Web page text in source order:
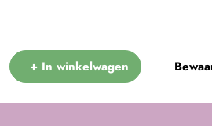
+ In winkelwagen